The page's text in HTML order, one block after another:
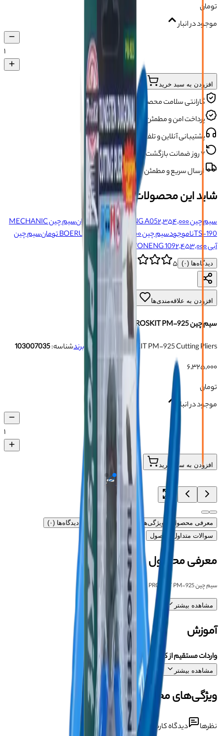
تومان
موجود در انبار
۱
افزودن به سبد خرید
گارانتی سلامت محصول
پرداخت امن و مطمئن
پشتیبانی آنلاین و تلفنی
۷ روز ضمانت بازگشت
ارسال سریع و مطمئن
شاید این محصولات را بپسندید
سیم چین PPD WONENG A05۲٬۳۵۴٬۰۰۰ تومان
سیم چین MECHANIC
TS-190ناموجودسیم چین BOERUI BR-A01۲٬۳۹۸٬۰۰۰ تومان
سیم چین
آبی PPD WONENG 109۲٬۴۵۳٬۰۰۰ تومان
دیدگاه‌ها (۰) ۵
افزودن به علاقه‌مندی‌ها
سیم چین PROSKIT PM-925
PROSKIT PM-925 Cutting Pliers
بدون-برندشناسه:103007035
۶٬۳۲۵٬۰۰۰
تومان
موجود در انبار
۱
افزودن به سبد خرید
معرفی محصول ویژگی‌های محصول آموزش
دیدگاه‌ها (۰)
سوالات متداول محصول
معرفی محصول
سیم چین PROSKIT PM-925
مشاهده بیشتر
آموزش
واردات مستقیم از کارخانجات چین باآسان جی اس ام
مشاهده بیشتر
ویژگی‌های محصول
نظرها دیدگاه کاربران درباره این محصول